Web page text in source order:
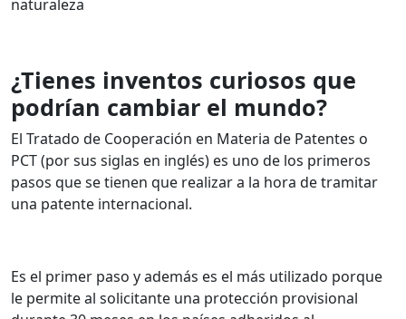
naturaleza
¿Tienes inventos curiosos que
podrían cambiar el mundo?
El Tratado de Cooperación en Materia de Patentes o
PCT (por sus siglas en inglés) es uno de los primeros
pasos que se tienen que realizar a la hora de tramitar
una patente internacional.
Es el primer paso y además es el más utilizado porque
le permite al solicitante una protección provisional